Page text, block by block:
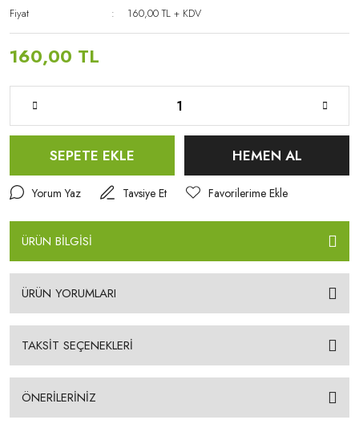
Fiyat
160,00 TL + KDV
160,00 TL
SEPETE EKLE HEMEN AL
Yorum Yaz Tavsiye Et
ÜRÜN BİLGİSİ
ÜRÜN YORUMLARI
TAKSİT SEÇENEKLERİ
ÖNERİLERİNİZ